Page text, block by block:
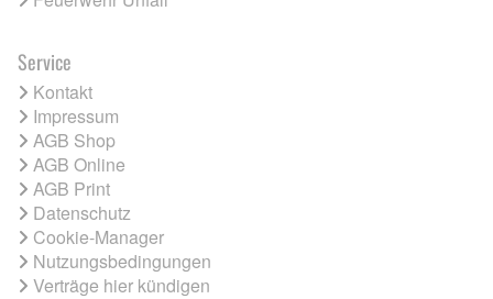
Service
Kontakt
Impressum
AGB Shop
AGB Online
AGB Print
Datenschutz
Cookie-Manager
Nutzungsbedingungen
Verträge hier kündigen